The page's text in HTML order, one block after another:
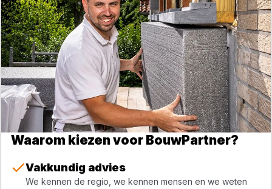
Waarom kiezen voor BouwPartner?
Vakkundig advies
We kennen de regio, we kennen mensen en we weten